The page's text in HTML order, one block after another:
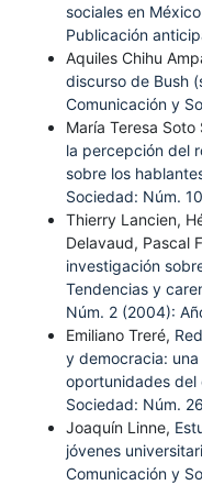
sociales en México
Publicación
Aquiles Chihu
discurso de Bush
Comunicación y
María Teresa Soto
la percepción del
sobre los
Sociedad: Núm.
Thierry Lancien,
Delavaud, Pascal
investigación
Tendencias y
Núm. 2 (2004):
Emiliano Treré,
y democracia:
oportunidades
Sociedad: Núm.
Joaquín Linne,
jóvenes
Comunicación y